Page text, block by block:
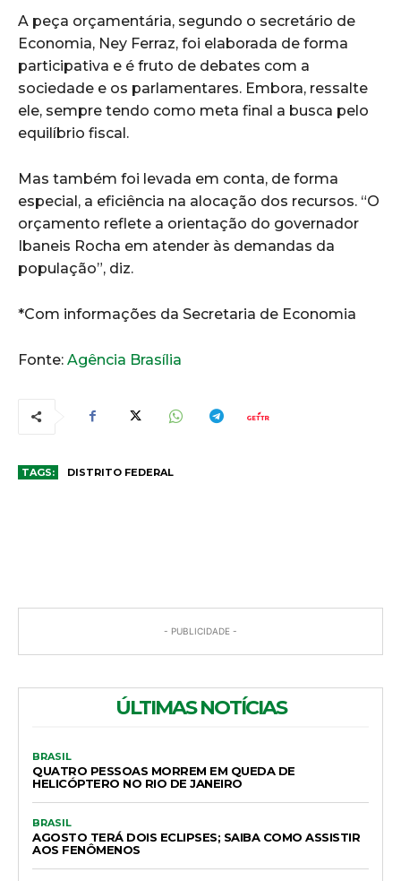
A peça orçamentária, segundo o secretário de
Economia, Ney Ferraz, foi elaborada de forma
participativa e é fruto de debates com a
sociedade e os parlamentares. Embora, ressalte
ele, sempre tendo como meta final a busca pelo
equilíbrio fiscal.
Mas também foi levada em conta, de forma
especial, a eficiência na alocação dos recursos. “O
orçamento reflete a orientação do governador
Ibaneis Rocha em atender às demandas da
população”, diz.
*Com informações da Secretaria de Economia
Fonte: Agência Brasília
TAGS: DISTRITO FEDERAL
- PUBLICIDADE -
ÚLTIMAS NOTÍCIAS
BRASIL
QUATRO PESSOAS MORREM EM QUEDA DE
HELICÓPTERO NO RIO DE JANEIRO
BRASIL
AGOSTO TERÁ DOIS ECLIPSES; SAIBA COMO ASSISTIR
AOS FENÔMENOS